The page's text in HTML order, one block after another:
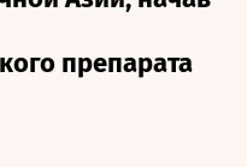
препарата